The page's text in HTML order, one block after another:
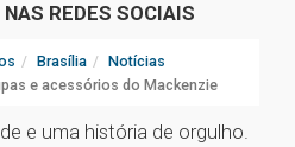
REDES SOCIAIS
Brasília
Notícias
e acessórios do Mackenzie
e uma história de orgulho.